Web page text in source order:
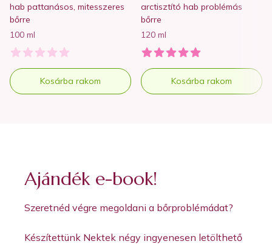
hab pattanásos, mitesszeres
bőrre
100 ml
Kosárba rakom
arctisztító hab problémás
bőrre
120 ml
Kosárba rakom
Ajándék e-book!
Szeretnéd végre megoldani a bőrproblémádat?
Készítettünk Nektek négy ingyenesen letölthető